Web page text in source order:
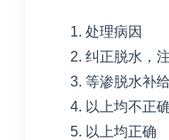
处理病因
纠正脱水，
等渗脱水补
以上均不正确
以上均正确